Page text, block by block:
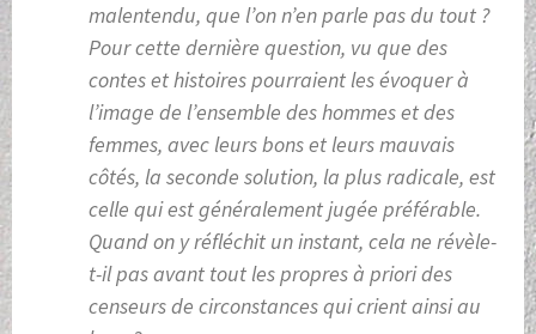
malentendu, que l’on n’en parle pas du tout ?
Pour cette dernière question, vu que des
contes et histoires pourraient les évoquer à
l’image de l’ensemble des hommes et des
femmes, avec leurs bons et leurs mauvais
côtés, la seconde solution, la plus radicale, est
celle qui est généralement jugée préférable.
Quand on y réfléchit un instant, cela ne révèle-
t-il pas avant tout les propres à priori des
censeurs de circonstances qui crient ainsi au